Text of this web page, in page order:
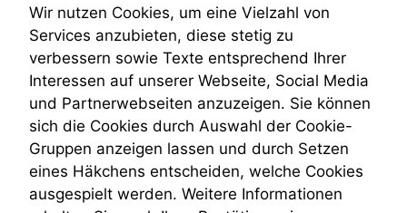
Teilungsklage
Venezuela
VRK
Wiederherstellungsanordnung
Zivilprozessordnung
ZPO
Zustellfiktion
Zuständigkeit
Öffentliches Personalrecht
Öffentlichkeitsprinzip
Wir nutzen Cookies, um eine Vielzahl von
Services anzubieten, diese stetig zu
verbessern sowie Texte entsprechend Ihrer
Interessen auf unserer Webseite, Social Media
und Partnerwebseiten anzuzeigen. Sie können
sich die Cookies durch Auswahl der Cookie-
Gruppen anzeigen lassen und durch Setzen
eines Häkchens entscheiden, welche Cookies
ausgespielt werden. Weitere Informationen
Einige
Funktionen auf
dieser Website
sind optional.
Wenn Sie
diese Option
deaktivieren,
kann die
Website nicht
zu 100%
funktionieren.